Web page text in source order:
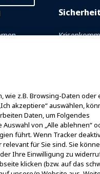
der IAAPA-
Mentor
Sicherheit
Ressourcen
Sicherheit
Sicherheits-
z.B. Browsing-Daten oder
akzeptiere“ auswählen,
Daten, um Folgendes
von „Alle ablehnen“
führt. Wenn Tracker
für Sie sind. Sie
Ihre Einwilligung zu
klicken (bzw. auf das